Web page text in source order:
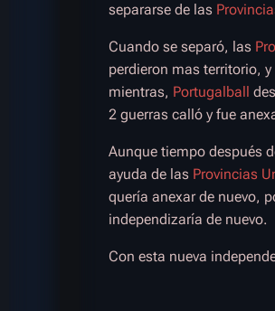
separarse de las
Cuando se separó, las
perdieron mas territorio, y
mientras, Portugalball
2 guerras calló y fue
Aunque tiempo después
ayuda de las Provincias
quería anexar de nuevo,
independizaría de nuevo.
Con esta nueva